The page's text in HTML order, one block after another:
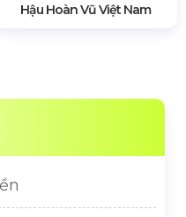
Hậu Hoàn Vũ Việt Nam